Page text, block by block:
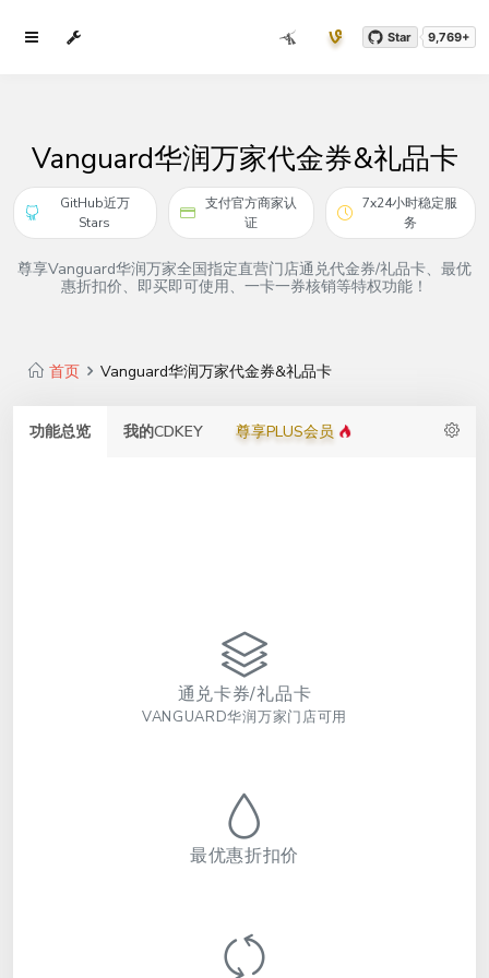
Star 9,769+
Vanguard华润万家代金券&礼品卡
GitHub近万
Stars
支付官方商家认
证
7x24小时稳定服
务
尊享Vanguard华润万家全国指定直营门店通兑代金券/礼品卡、最优
惠折扣价、即买即可使用、一卡一券核销等特权功能！
首页 Vanguard华润万家代金券&礼品卡
功能总览 我的CDKEY 尊享PLUS会员
通兑卡券/礼品卡
VANGUARD华润万家门店可用
最优惠折扣价